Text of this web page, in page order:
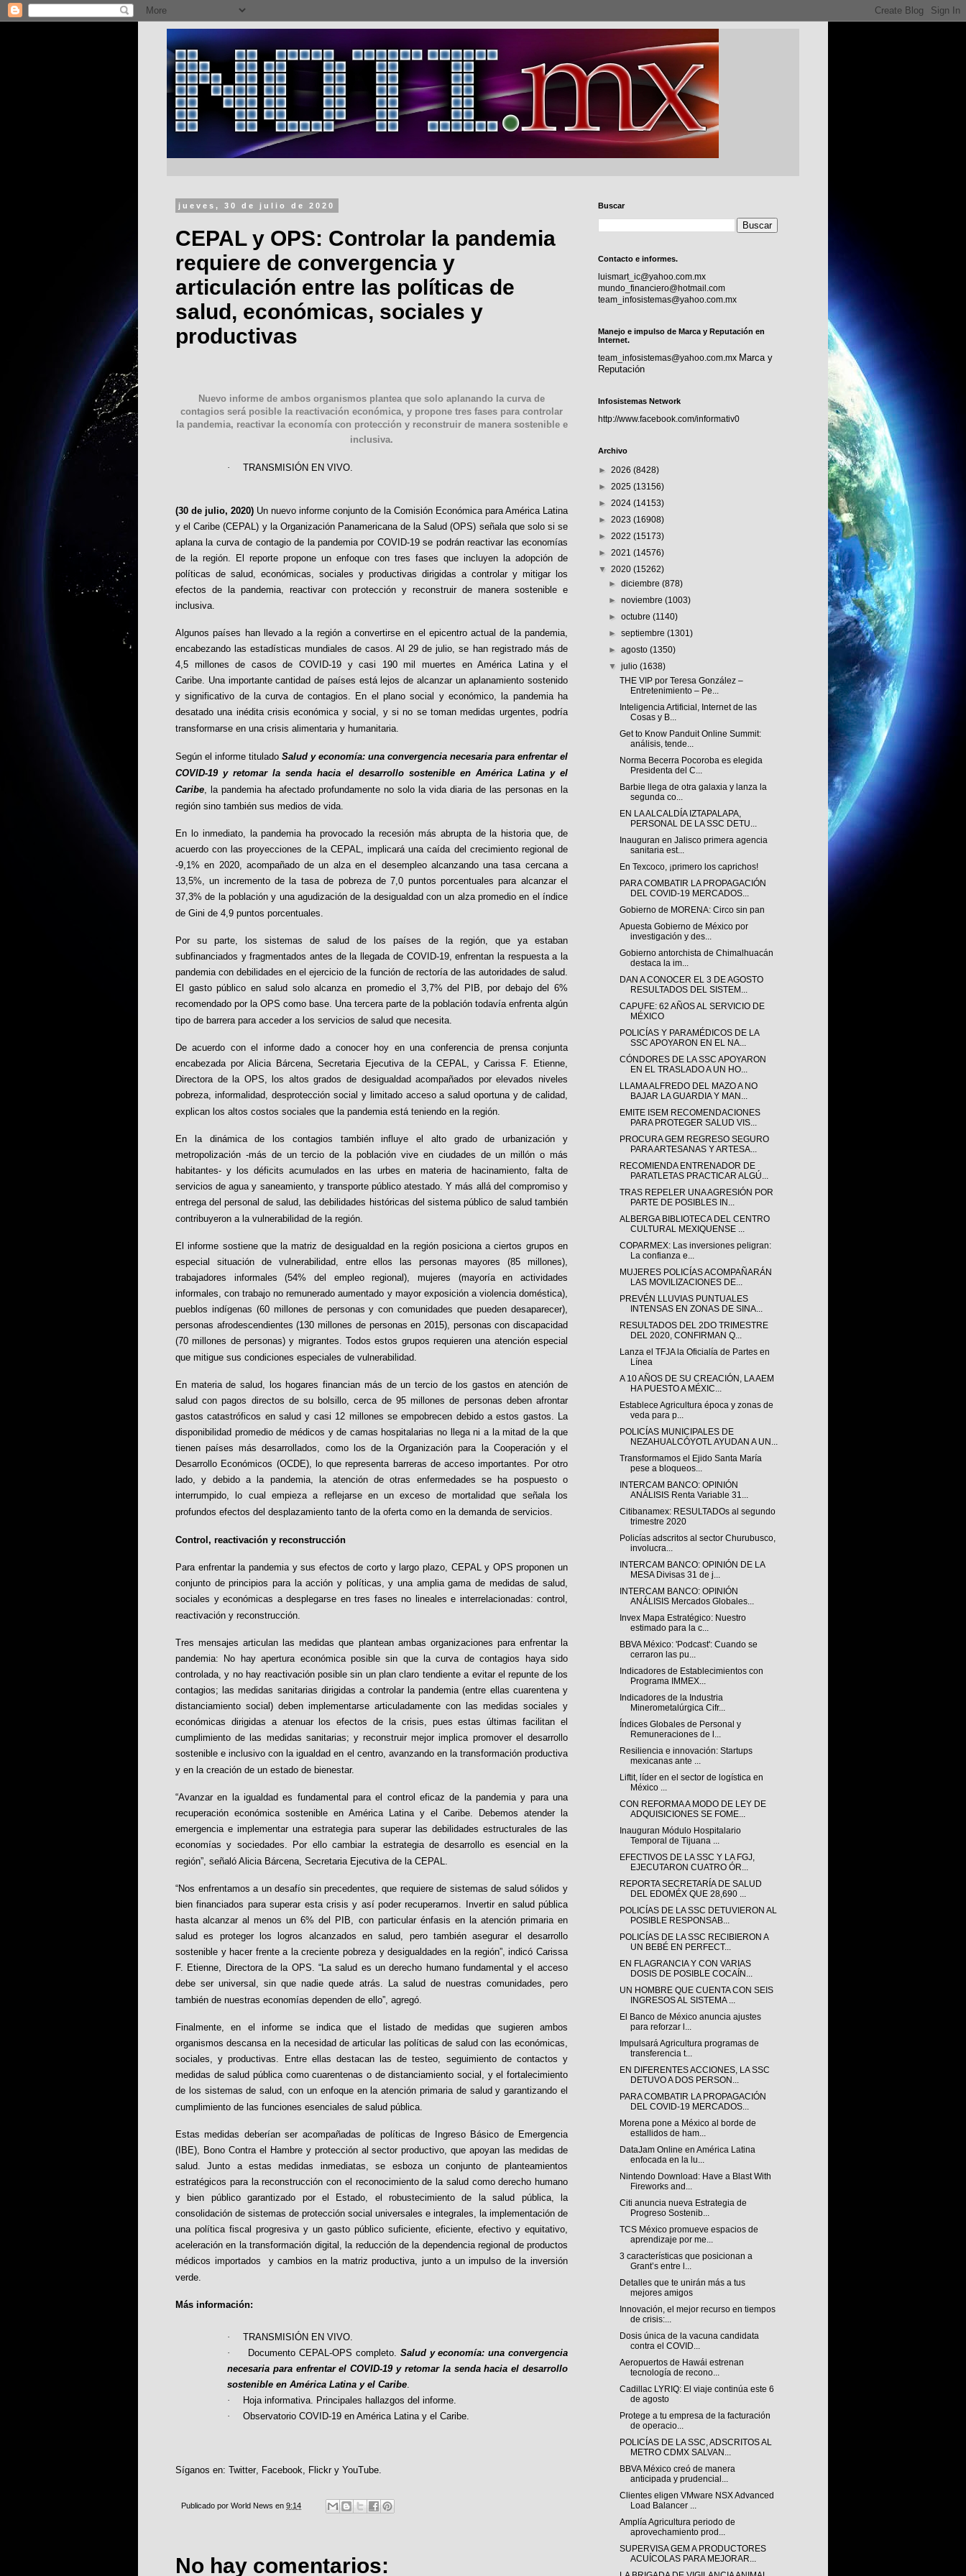
jueves, 30 de julio de 2020
CEPAL y OPS: Controlar la pandemia
requiere de convergencia y
articulación entre las políticas de
salud, económicas, sociales y
productivas
Nuevo informe de ambos organismos plantea que solo aplanando la curva de
contagios será posible la reactivación económica, y propone tres fases para controlar
la pandemia, reactivar la economía con protección y reconstruir de manera sostenible e
inclusiva.
· TRANSMISIÓN EN VIVO
(30 de julio, 2020) Un nuevo informe conjunto de la Comisión Económica para América Latina
y el Caribe (CEPAL) y la Organización Panamericana de la Salud (OPS) señala que solo si se
aplana la curva de contagio de la pandemia por COVID-19 se podrán reactivar las economías
de la región. El reporte propone un enfoque con tres fases que incluyen la adopción de
políticas de salud, económicas, sociales y productivas dirigidas a controlar y mitigar los
efectos de la pandemia, reactivar con protección y reconstruir de manera sostenible e
inclusiva.
Algunos países han llevado a la región a convertirse en el epicentro actual de la pandemia,
encabezando las estadísticas mundiales de casos. Al 29 de julio, se han registrado más de
4,5 millones de casos de COVID-19 y casi 190 mil muertes en América Latina y el
Caribe. Una importante cantidad de países está lejos de alcanzar un aplanamiento sostenido
y significativo de la curva de contagios. En el plano social y económico, la pandemia ha
desatado una inédita crisis económica y social, y si no se toman medidas urgentes, podría
transformarse en una crisis alimentaria y humanitaria.
Según el informe titulado Salud y economía: una convergencia necesaria para enfrentar el
COVID-19 y retomar la senda hacia el desarrollo sostenible en América Latina y el
Caribe , la pandemia ha afectado profundamente no solo la vida diaria de las personas en la
región sino también sus medios de vida.
En lo inmediato, la pandemia ha provocado la recesión más abrupta de la historia que, de
acuerdo con las proyecciones de la CEPAL, implicará una caída del crecimiento regional de
-9,1% en 2020, acompañado de un alza en el desempleo alcanzando una tasa cercana a
13,5%, un incremento de la tasa de pobreza de 7,0 puntos porcentuales para alcanzar el
37,3% de la población y una agudización de la desigualdad con un alza promedio en el índice
de Gini de 4,9 puntos porcentuales.
Por su parte, los sistemas de salud de los países de la región, que ya estaban
subfinanciados y fragmentados antes de la llegada de COVID-19, enfrentan la respuesta a la
pandemia con debilidades en el ejercicio de la función de rectoría de las autoridades de salud.
El gasto público en salud solo alcanza en promedio el 3,7% del PIB, por debajo del 6%
recomendado por la OPS como base. Una tercera parte de la población todavía enfrenta algún
tipo de barrera para acceder a los servicios de salud que necesita.
De acuerdo con el informe dado a conocer hoy en una conferencia de prensa conjunta
encabezada por Alicia Bárcena, Secretaria Ejecutiva de la CEPAL, y Carissa F. Etienne,
Directora de la OPS, los altos grados de desigualdad acompañados por elevados niveles
pobreza, informalidad, desprotección social y limitado acceso a salud oportuna y de calidad,
explican los altos costos sociales que la pandemia está teniendo en la región.
En la dinámica de los contagios también influye el alto grado de urbanización y
metropolización -más de un tercio de la población vive en ciudades de un millón o más
habitantes- y los déficits acumulados en las urbes en materia de hacinamiento, falta de
servicios de agua y saneamiento, y transporte público atestado. Y más allá del compromiso y
entrega del personal de salud, las debilidades históricas del sistema público de salud también
contribuyeron a la vulnerabilidad de la región.
El informe sostiene que la matriz de desigualdad en la región posiciona a ciertos grupos en
especial situación de vulnerabilidad, entre ellos las personas mayores (85 millones),
trabajadores informales (54% del empleo regional), mujeres (mayoría en actividades
informales, con trabajo no remunerado aumentado y mayor exposición a violencia doméstica),
pueblos indígenas (60 millones de personas y con comunidades que pueden desaparecer),
personas afrodescendientes (130 millones de personas en 2015), personas con discapacidad
(70 millones de personas) y migrantes. Todos estos grupos requieren una atención especial
que mitigue sus condiciones especiales de vulnerabilidad.
En materia de salud, los hogares financian más de un tercio de los gastos en atención de
salud con pagos directos de su bolsillo, cerca de 95 millones de personas deben afrontar
gastos catastróficos en salud y casi 12 millones se empobrecen debido a estos gastos. La
disponibilidad promedio de médicos y de camas hospitalarias no llega ni a la mitad de la que
tienen países más desarrollados, como los de la Organización para la Cooperación y el
Desarrollo Económicos (OCDE), lo que representa barreras de acceso importantes. Por otro
lado, y debido a la pandemia, la atención de otras enfermedades se ha pospuesto o
interrumpido, lo cual empieza a reflejarse en un exceso de mortalidad que señala los
profundos efectos del desplazamiento tanto de la oferta como en la demanda de servicios.
Control, reactivación y reconstrucción
Para enfrentar la pandemia y sus efectos de corto y largo plazo, CEPAL y OPS proponen un
conjunto de principios para la acción y políticas, y una amplia gama de medidas de salud,
sociales y económicas a desplegarse en tres fases no lineales e interrelacionadas: control,
reactivación y reconstrucción.
Tres mensajes articulan las medidas que plantean ambas organizaciones para enfrentar la
pandemia: No hay apertura económica posible sin que la curva de contagios haya sido
controlada, y no hay reactivación posible sin un plan claro tendiente a evitar el repunte de los
contagios; las medidas sanitarias dirigidas a controlar la pandemia (entre ellas cuarentena y
distanciamiento social) deben implementarse articuladamente con las medidas sociales y
económicas dirigidas a atenuar los efectos de la crisis, pues estas últimas facilitan el
cumplimiento de las medidas sanitarias; y reconstruir mejor implica promover el desarrollo
sostenible e inclusivo con la igualdad en el centro, avanzando en la transformación productiva
y en la creación de un estado de bienestar.
“Avanzar en la igualdad es fundamental para el control eficaz de la pandemia y para una
recuperación económica sostenible en América Latina y el Caribe. Debemos atender la
emergencia e implementar una estrategia para superar las debilidades estructurales de las
economías y sociedades. Por ello cambiar la estrategia de desarrollo es esencial en la
región”, señaló Alicia Bárcena, Secretaria Ejecutiva de la CEPAL.
“Nos enfrentamos a un desafío sin precedentes, que requiere de sistemas de salud sólidos y
bien financiados para superar esta crisis y así poder recuperarnos. Invertir en salud pública
hasta alcanzar al menos un 6% del PIB, con particular énfasis en la atención primaria en
salud es proteger los logros alcanzados en salud, pero también asegurar el desarrollo
sostenible y hacer frente a la creciente pobreza y desigualdades en la región”, indicó Carissa
F. Etienne, Directora de la OPS.
“La salud es un derecho humano fundamental y el acceso
debe ser universal, sin que nadie quede atrás. La salud de nuestras comunidades, pero
también de nuestras economías dependen de ello”, agregó.
Finalmente, en el informe se indica que el listado de medidas que sugieren ambos
organismos descansa en la necesidad de articular las políticas de salud con las económicas,
sociales, y productivas. Entre ellas destacan las de testeo, seguimiento de contactos y
medidas de salud pública como cuarentenas o de distanciamiento social, y el fortalecimiento
de los sistemas de salud, con un enfoque en la atención primaria de salud y garantizando el
cumplimiento de las funciones esenciales de salud pública.
Estas medidas deberían ser acompañadas de políticas de Ingreso Básico de Emergencia
(IBE), Bono Contra el Hambre y protección al sector productivo, que apoyan las medidas de
salud. Junto a estas medidas inmediatas, se esboza un conjunto de planteamientos
estratégicos para la reconstrucción con el reconocimiento de la salud como derecho humano
y bien público garantizado por el Estado, el robustecimiento de la salud pública, la
consolidación de sistemas de protección social universales e integrales, la implementación de
una política fiscal progresiva y un gasto público suficiente, eficiente, efectivo y equitativo,
aceleración en la transformación digital, la reducción de la dependencia regional de productos
médicos importados y cambios en la matriz productiva, junto a un impulso de la inversión
verde.
Más información:
· TRANSMISIÓN EN VIVO
·
Documento CEPAL-OPS completo. Salud y economía: una convergencia
necesaria para enfrentar el COVID-19 y retomar la senda hacia el desarrollo
sostenible en América Latina y el Caribe
·
Hoja informativa. Principales hallazgos del informe
·
Observatorio COVID-19 en América Latina y el Caribe
Síganos en: Twitter, Facebook, Flickr y YouTube.
Publicado por World News en 9:14
No hay comentarios:
Buscar
Contacto e informes.
luismart_ic@yahoo.com.mx
mundo_financiero@hotmail.com
team_infosistemas@yahoo.com.mx
Manejo e impulso de Marca y Reputación en
Internet.
team_infosistemas@yahoo.com.mx Marca y
Reputación
Infosistemas Network
http://www.facebook.com/informativ0
Archivo
► 2026 (8428)
► 2025 (13156)
► 2024 (14153)
► 2023 (16908)
► 2022 (15173)
► 2021 (14576)
▼ 2020 (15262)
►diciembre(878)
►noviembre(1003)
►octubre(1140)
►septiembre(1301)
►agosto(1350)
▼julio(1638)
THE VIP por Teresa González –
Entretenimiento – Pe...
Inteligencia Artificial, Internet de las
Cosas y B...
Get to Know Panduit Online Summit:
análisis, tende...
Norma Becerra Pocoroba es elegida
Presidenta del C...
Barbie llega de otra galaxia y lanza la
segunda co...
EN LA ALCALDÍA IZTAPALAPA,
PERSONAL DE LA SSC DETU...
Inauguran en Jalisco primera agencia
sanitaria est...
En Texcoco, ¡primero los caprichos!
PARA COMBATIR LA PROPAGACIÓN
DEL COVID-19 MERCADOS...
Gobierno de MORENA: Circo sin pan
Apuesta Gobierno de México por
investigación y des...
Gobierno antorchista de Chimalhuacán
destaca la im...
DAN A CONOCER EL 3 DE AGOSTO
RESULTADOS DEL SISTEM...
CAPUFE: 62 AÑOS AL SERVICIO DE
MÉXICO
POLICÍAS Y PARAMÉDICOS DE LA
SSC APOYARON EN EL NA...
CÓNDORES DE LA SSC APOYARON
EN EL TRASLADO A UN HO...
LLAMA ALFREDO DEL MAZO A NO
BAJAR LA GUARDIA Y MAN...
EMITE ISEM RECOMENDACIONES
PARA PROTEGER SALUD VIS...
PROCURA GEM REGRESO SEGURO
PARA ARTESANAS Y ARTESA...
RECOMIENDA ENTRENADOR DE
PARATLETAS PRACTICAR ALGÚ...
TRAS REPELER UNA AGRESIÓN POR
PARTE DE POSIBLES IN...
ALBERGA BIBLIOTECA DEL CENTRO
CULTURAL MEXIQUENSE ...
COPARMEX: Las inversiones peligran:
La confianza e...
MUJERES POLICÍAS ACOMPAÑARÁN
LAS MOVILIZACIONES DE...
PREVÉN LLUVIAS PUNTUALES
INTENSAS EN ZONAS DE SINA...
RESULTADOS DEL 2DO TRIMESTRE
DEL 2020, CONFIRMAN Q...
Lanza el TFJA la Oficialía de Partes en
Línea
A 10 AÑOS DE SU CREACIÓN, LA AEM
HA PUESTO A MÉXIC...
Establece Agricultura época y zonas de
veda para p...
POLICÍAS MUNICIPALES DE
NEZAHUALCÓYOTL AYUDAN A UN...
Transformamos el Ejido Santa María
pese a bloqueos...
INTERCAM BANCO: OPINIÓN
ANÁLISIS Renta Variable 31...
Citibanamex: RESULTADOs al segundo
trimestre 2020
Policías adscritos al sector Churubusco,
involucra...
INTERCAM BANCO: OPINIÓN DE LA
MESA Divisas 31 de j...
INTERCAM BANCO: OPINIÓN
ANÁLISIS Mercados Globales...
Invex Mapa Estratégico: Nuestro
estimado para la c...
BBVA México: 'Podcast': Cuando se
cerraron las pu...
Indicadores de Establecimientos con
Programa IMMEX...
Indicadores de la Industria
Minerometalúrgica Cifr...
Índices Globales de Personal y
Remuneraciones de l...
Resiliencia e innovación: Startups
mexicanas ante ...
Liftit, líder en el sector de logística en
México ...
CON REFORMA A MODO DE LEY DE
ADQUISICIONES SE FOME...
Inauguran Módulo Hospitalario
Temporal de Tijuana ...
EFECTIVOS DE LA SSC Y LA FGJ,
EJECUTARON CUATRO ÓR...
REPORTA SECRETARÍA DE SALUD
DEL EDOMÉX QUE 28,690 ...
POLICÍAS DE LA SSC DETUVIERON AL
POSIBLE RESPONSAB...
POLICÍAS DE LA SSC RECIBIERON A
UN BEBÉ EN PERFECT...
EN FLAGRANCIA Y CON VARIAS
DOSIS DE POSIBLE COCAÍN...
UN HOMBRE QUE CUENTA CON SEIS
INGRESOS AL SISTEMA ...
El Banco de México anuncia ajustes
para reforzar l...
Impulsará Agricultura programas de
transferencia t...
EN DIFERENTES ACCIONES, LA SSC
DETUVO A DOS PERSON...
PARA COMBATIR LA PROPAGACIÓN
DEL COVID-19 MERCADOS...
Morena pone a México al borde de
estallidos de ham...
DataJam Online en América Latina
enfocada en la lu...
Nintendo Download: Have a Blast With
Fireworks and...
Citi anuncia nueva Estrategia de
Progreso Sostenib...
TCS México promueve espacios de
aprendizaje por me...
3 características que posicionan a
Grant’s entre l...
Detalles que te unirán más a tus
mejores amigos
Innovación, el mejor recurso en tiempos
de crisis:...
Dosis única de la vacuna candidata
contra el COVID...
Aeropuertos de Hawái estrenan
tecnología de recono...
Cadillac LYRIQ: El viaje continúa este 6
de agosto
Protege a tu empresa de la facturación
de operacio...
POLICÍAS DE LA SSC, ADSCRITOS AL
METRO CDMX SALVAN...
BBVA México creó de manera
anticipada y prudencial...
Clientes eligen VMware NSX Advanced
Load Balancer ...
Amplía Agricultura periodo de
aprovechamiento prod...
SUPERVISA GEM A PRODUCTORES
ACUÍCOLAS PARA MEJORAR...